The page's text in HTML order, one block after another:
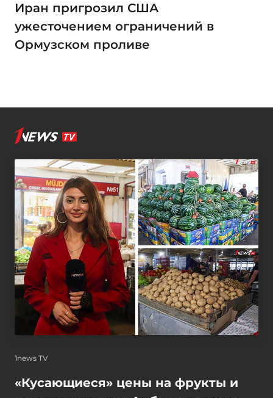
Иран пригрозил США
ужесточением ограничений в
Ормузском проливе
1news TV
«Кусающиеся» цены на фрукты и